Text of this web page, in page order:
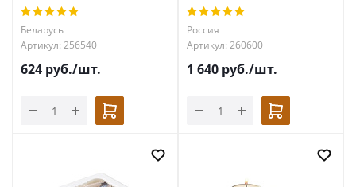
Беларусь
Артикул: 256540
624 руб./шт.
Россия
Артикул: 260600
1 640 руб./шт.